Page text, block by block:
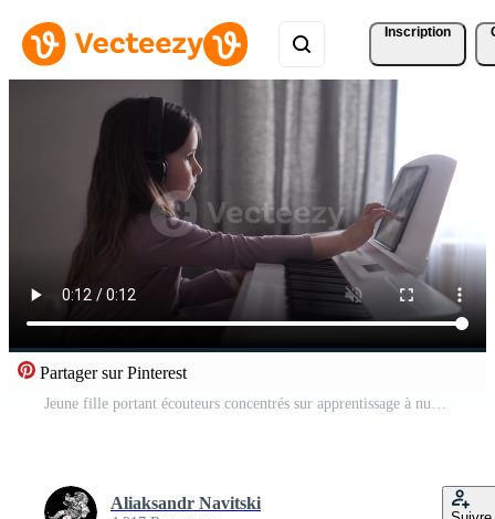
Inscription
Partager sur Pinterest
Jeune fille portant écouteurs concentrés sur apprentissage à numérique piano, Suivant feuille la musique et tablette instructions pendant un à Accueil e apprentissage la musique leçon avec Naturel lumière Vidéo Pro
Aliaksandr Navitski